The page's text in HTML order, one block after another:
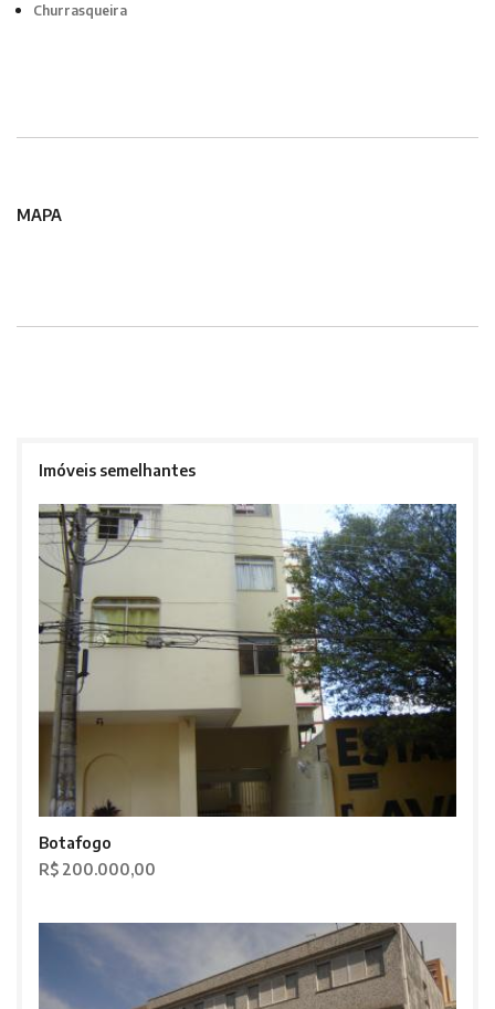
Churrasqueira
MAPA
Imóveis semelhantes
Botafogo
R$ 200.000,00